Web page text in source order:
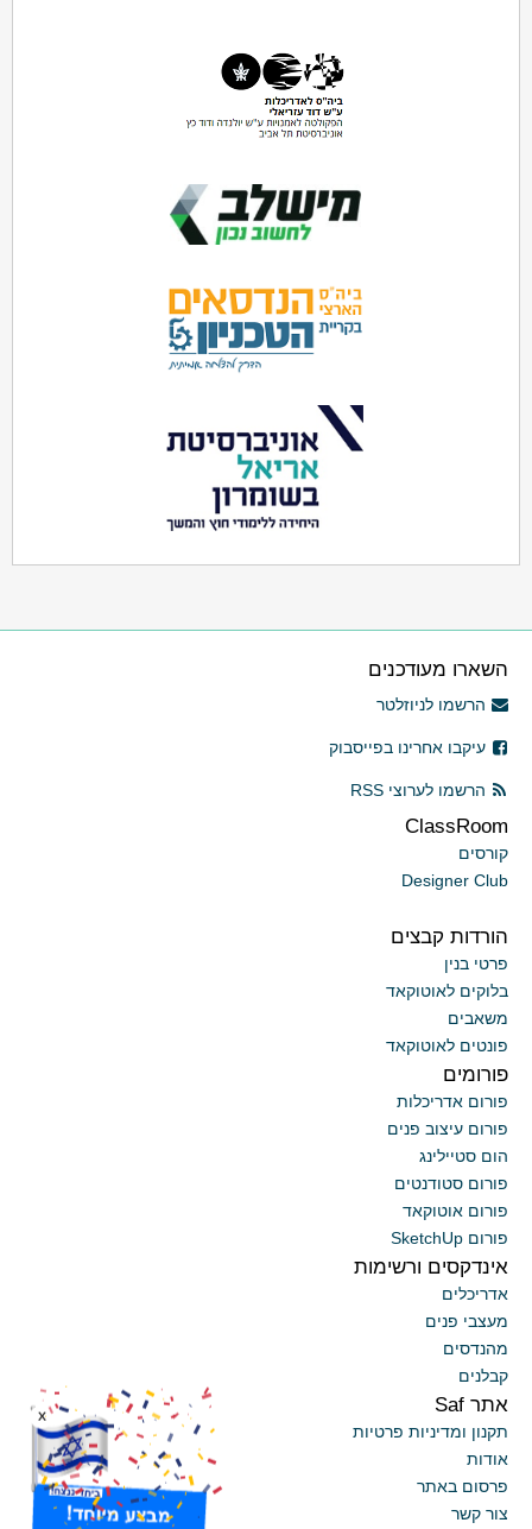
השארו מעודכנים
הרשמו לניוזלטר
עיקבו אחרינו בפייסבוק
הרשמו לערוצי RSS
ClassRoom
קורסים
Designer Club
הורדות קבצים
פרטי בנין
בלוקים לאוטוקאד
משאבים
פונטים לאוטוקאד
פורומים
פורום אדריכלות
פורום עיצוב פנים
הום סטיילינג
פורום סטודנטים
פורום אוטוקאד
פורום SketchUp
אינדקסים ורשימות
אדריכלים
מעצבי פנים
מהנדסים
קבלנים
אתר Saf
תקנון ומדיניות פרטיות
אודות
פרסום באתר
צור קשר
x